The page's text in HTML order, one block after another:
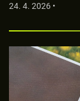
24. 4. 2026 •